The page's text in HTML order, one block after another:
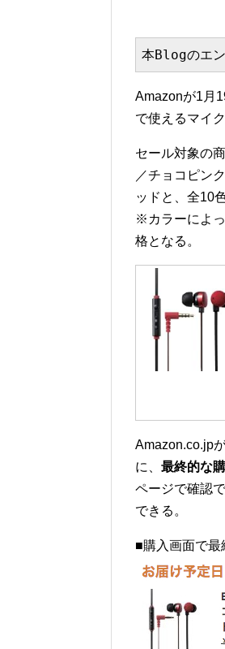
本Blogのエン
Amazonが1月
で使えるマイ
セール対象の
／チョコピン
ッドと、全10
※カラーによ
格となる。
Amazon.co.jp
に、 最終的な
ページで確認
できる。
■購入画面で最